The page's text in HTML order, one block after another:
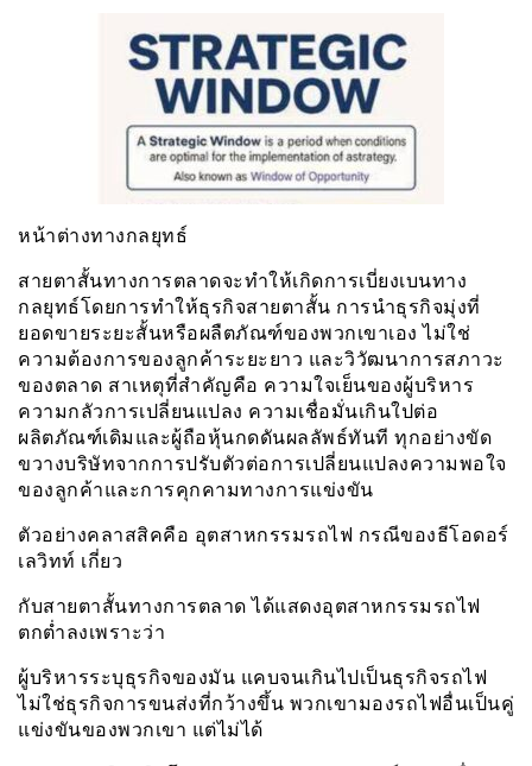
หน้าต่างทางกลยุทธ์
สายตาสั้นทางการตลาดจะทำให้เกิดการเบี่ยงเบนทาง
กลยุทธ์โดยการทำให้ธุรกิจสายตาสั้น การนำธุรกิจมุ่งที่
ยอดขายระยะสั้นหรือผลืตภัณฑ์ของพวกเขาเอง ไม่ใช่
ความต้องการของลูกค้าระยะยาว และวิวัฒนาการสภาวะ
ของตลาด สาเหตุที่สำคัญคือ ความใจเย็นของผู้บริหาร
ความกลัวการเปลี่ยนแปลง ความเชื่อมั่นเกินใปต่อ
ผลิตภัณฑ์เดิมและผู้ถือหุ้นกดดันผลลัพธ์ทันที ทุกอย่างขัด
ขวางบริษัทจากการปรับตัวต่อการเปลี่ยนแปลงความพอใจ
ของลูกค้าและการคุกคามทางการแข่งขัน
ตัวอย่างคลาสสิคคือ อุตสาหกรรมรถไฟ กรณีของธีโอดอร์
เลวิทท์ เกี่ยว
กับสายตาสั้นทางการตลาด ได้แสดงอุตสาหกรรมรถไฟ
ตกต่ำลงเพราะว่า
ผู้บริหารระบุธุรกิจของมัน แคบจนเกินไปเป็นธุรกิจรถไฟ
ไม่ใช่ธุรกิจการขนส่งที่กว้างขึ้น พวกเขามองรถไฟอื่นเป็นคู่
แข่งขันของพวกเขา แต่ไม่ได้